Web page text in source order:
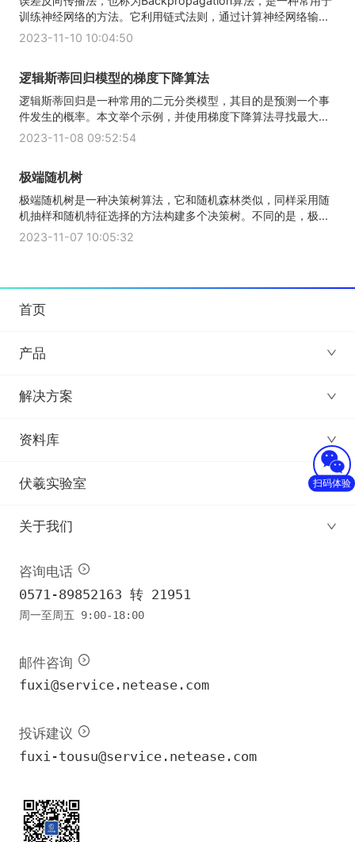
训练神经网络的方法。它利用链式法则，通过计算神经网络输...
2023-11-10 10:04:50
逻辑斯蒂回归模型的梯度下降算法
逻辑斯蒂回归是一种常用的二元分类模型，其目的是预测一个事
件发生的概率。本文举个示例，并使用梯度下降算法寻找最大...
2023-11-08 09:52:54
极端随机树
极端随机树是一种决策树算法，它和随机森林类似，同样采用随
机抽样和随机特征选择的方法构建多个决策树。不同的是，极...
2023-11-07 10:05:32
首页
产品
解决方案
资料库
伏羲实验室
关于我们
咨询电话
0571-89852163 转 21951
周一至周五 9:00-18:00
邮件咨询
fuxi@service.netease.com
投诉建议
fuxi-tousu@service.netease.com
扫码体验